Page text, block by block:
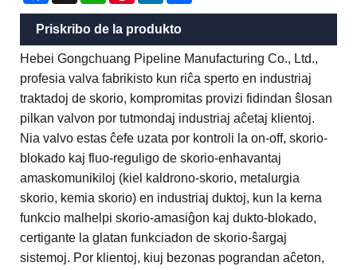
Priskribo de la produkto
Hebei Gongchuang Pipeline Manufacturing Co., Ltd.,
profesia valva fabrikisto kun riĉa sperto en industriaj
traktadoj de skorio, kompromitas provizi fidindan ŝlosan
pilkan valvon por tutmondaj industriaj aĉetaj klientoj.
Nia valvo estas ĉefe uzata por kontroli la on-off, skorio-
blokado kaj fluo-reguligo de skorio-enhavantaj
amaskomunikiloj (kiel kaldrono-skorio, metalurgia
skorio, kemia skorio) en industriaj duktoj, kun la kerna
funkcio malhelpi skorio-amasiĝon kaj dukto-blokado,
certigante la glatan funkciadon de skorio-ŝargaj
sistemoj. Por klientoj, kiuj bezonas pograndan aĉeton,